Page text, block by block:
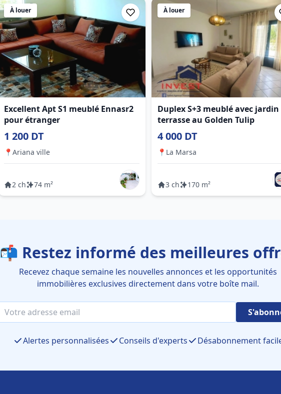
À louer
Excellent Apt S1 meublé Ennasr2
pour étranger
1 200 DT
📍 Ariana ville
2 ch 74 m²
À louer
Duplex S+3 meublé avec
terrasse au Golden Tulip
4 000 DT
📍 La Marsa
3 ch 170 m²
📬 Restez informé des meilleures
Recevez chaque semaine les nouvelles annonces et les opportunités
immobilières exclusives directement dans votre boîte mail.
Alertes personnalisées Conseils d'experts Désabonnement